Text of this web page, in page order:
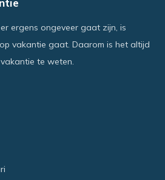
ergens ongeveer gaat zijn, is
vakantie gaat. Daarom is het altijd
te weten.